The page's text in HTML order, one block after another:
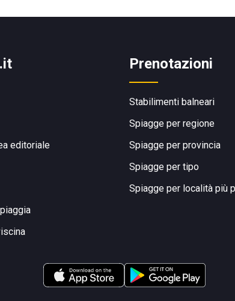
editoriale
Prenotazioni
Stabilimenti balneari
Spiagge per regione
Spiagge per provincia
Spiagge per tipo
Spiagge per località più